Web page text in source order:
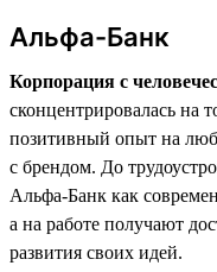
Альфа-Банк
Корпорация с
сконцентрировалась на
позитивный опыт на
с брендом. До
Альфа-Банк как
а на работе получают
развития своих идей.